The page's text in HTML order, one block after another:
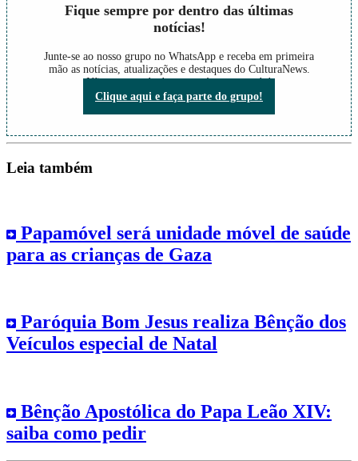
Fique sempre por dentro das últimas
notícias!
Junte-se ao nosso grupo no WhatsApp e receba em primeira
mão as notícias, atualizações e destaques do CulturaNews.
Não perca nada do que está acontecendo!
Clique aqui e faça parte do grupo!
Leia também
Papamóvel será unidade móvel de saúde
para as crianças de Gaza
Paróquia Bom Jesus realiza Bênção dos
Veículos especial de Natal
Bênção Apostólica do Papa Leão XIV:
saiba como pedir